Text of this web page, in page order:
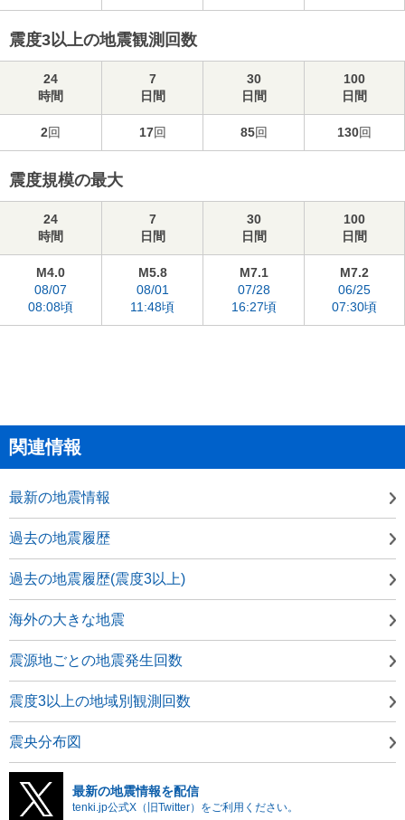
震度3以上の地震観測回数
24
時間
7
日間
30
日間
100
日間
2回 17回 85回 130回
震度規模の最大
24
時間
7
日間
30
日間
100
日間
M4.0
08/07
08:08頃
M5.8
08/01
11:48頃
M7.1
07/28
16:27頃
M7.2
06/25
07:30頃
関連情報
最新の地震情報
過去の地震履歴
過去の地震履歴(震度3以上)
海外の大きな地震
震源地ごとの地震発生回数
震度3以上の地域別観測回数
震央分布図
最新の地震情報を配信
tenki.jp公式X（旧Twitter）をご利用ください。